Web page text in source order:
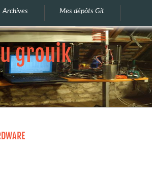
Archives Mes dépôts Git
grouik